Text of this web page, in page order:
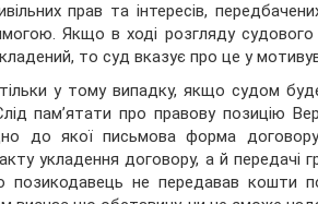
прав та інтересів,
Якщо в ході розгляду
то суд вказує про це у
у тому випадку, якщо судом
пам’ятати про правову позицію
до якої письмова форма
укладення договору, а й передачі
не передавав кошти